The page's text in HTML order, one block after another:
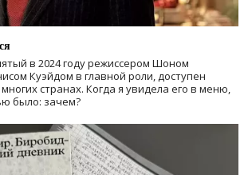
в 2024 годурежиссером Шоном
Куэйдом в главной роли, доступен
странах. Когда я увидела его в меню,
было: зачем?